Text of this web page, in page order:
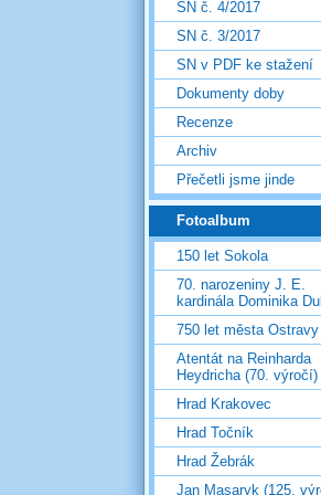
SN č. 4/2017
SN č. 3/2017
SN v PDF ke stažení
Dokumenty doby
Recenze
Archiv
Přečetli jsme jinde
Fotoalbum
150 let Sokola
70. narozeniny J. E.
kardinála Dominika
750 let města Ostravy
Atentát na Reinharda
Heydricha (70. výročí)
Hrad Krakovec
Hrad Točník
Hrad Žebrák
Jan Masaryk (125.